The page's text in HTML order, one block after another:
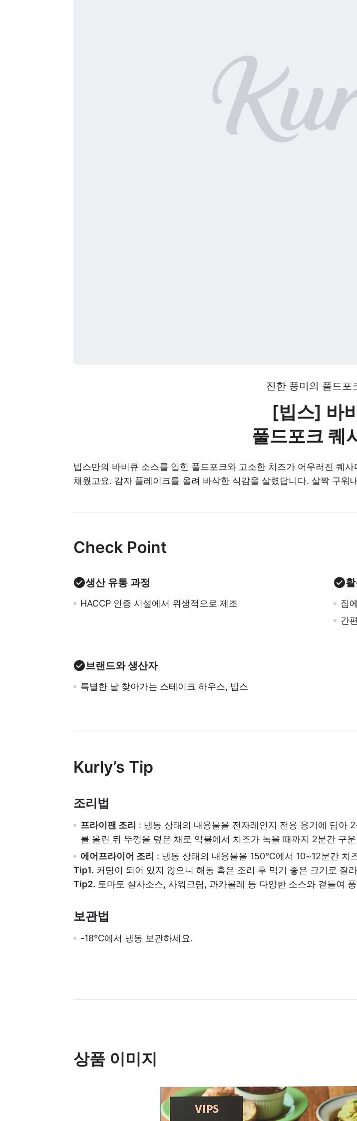
진한 풍미의 풀드포
[빕스] 바
풀드포크 퀘
빕스만의 바비큐 소스를 입힌 풀드포크와 고소한 치즈가 어우러진 퀘
채웠고요. 감자 플레이크를 올려 바삭한 식감을 살렸답니다. 살짝 구워
Check Point
생산 유통 과정
HACCP 인증 시설에서 위생적으로 제조
집
간
브랜드와 생산자
특별한 날 찾아가는 스테이크 하우스, 빕스
Kurly’s Tip
조리법
프라이팬 조리 : 냉동 상태의 내용물을 전자레인지 전용 용기에 담아
를 올린 뒤 뚜껑을 덮은 채로 약불에서 치즈가 녹을 때까지 2분간 구
에어프라이어 조리 : 냉동 상태의 내용물을 150℃에서 10~12분간 치
Tip1. 커팅이 되어 있지 않으니 해동 혹은 조리 후 먹기 좋은 크기로 잘
Tip2. 토마토 살사소스, 사워크림, 과카몰레 등 다양한 소스와 곁들여
보관법
-18℃에서 냉동 보관하세요.
상품 이미지